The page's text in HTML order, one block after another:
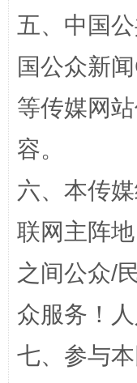
扯下公款
“蜀中异人”
五、中国
国公众新
等传媒网
容。
六、本传
联网主阵
之间公众/
众服务！人
七、参与